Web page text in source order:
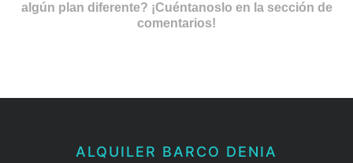
algún plan diferente? ¡Cuéntanoslo en la sección de
comentarios!
ALQUILER BARCO DENIA